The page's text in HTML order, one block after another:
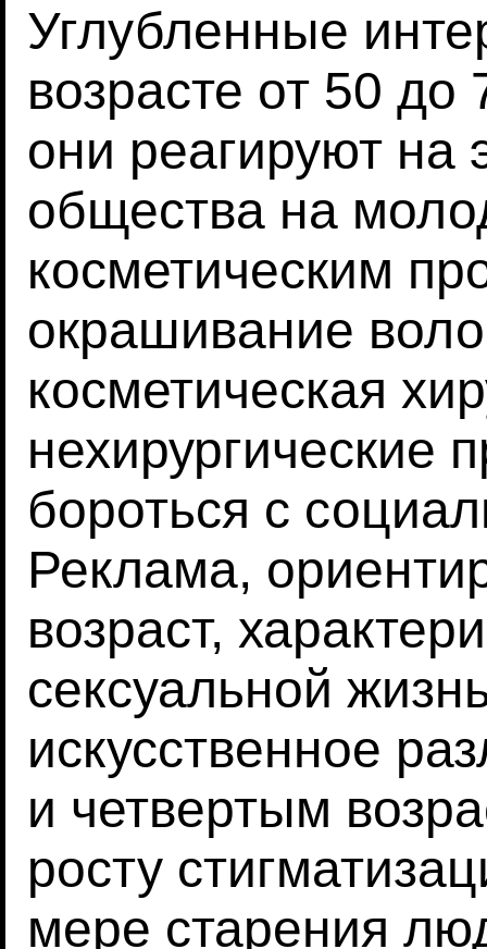
Углубленные
возрасте от 50 до
они реагируют на
общества на
косметическим
окрашивание
косметическая
нехирургические
бороться с
Реклама,
возраст,
сексуальной
искусственное
и четвертым
росту
мере старения